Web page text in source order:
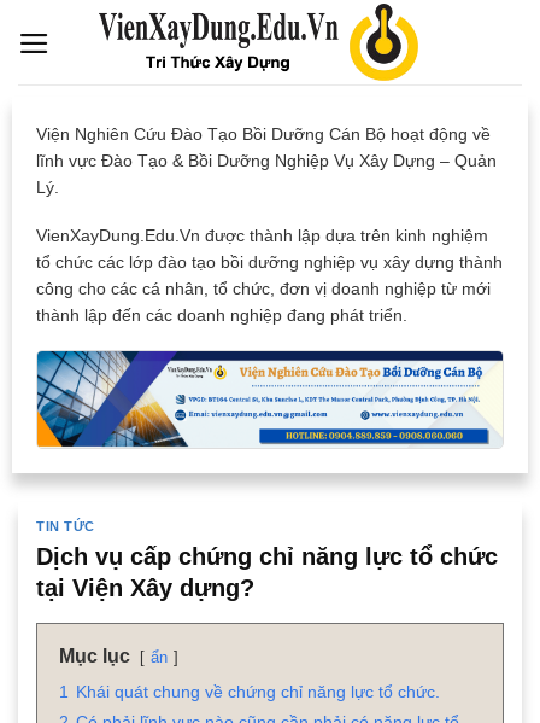
Viện Nghiên Cứu Đào Tạo Bồi Dưỡng Cán Bộ hoạt động về
lĩnh vực Đào Tạo & Bồi Dưỡng Nghiệp Vụ Xây Dựng – Quản
Lý.
VienXayDung.Edu.Vn được thành lập dựa trên kinh nghiệm
tổ chức các lớp đào tạo bồi dưỡng nghiệp vụ xây dựng thành
công cho các cá nhân, tổ chức, đơn vị doanh nghiệp từ mới
thành lập đến các doanh nghiệp đang phát triển.
TIN TỨC
Dịch vụ cấp chứng chỉ năng lực tổ chức
tại Viện Xây dựng?
Mục lục ẩn
1
Khái quát chung về chứng chỉ năng lực tổ chức.